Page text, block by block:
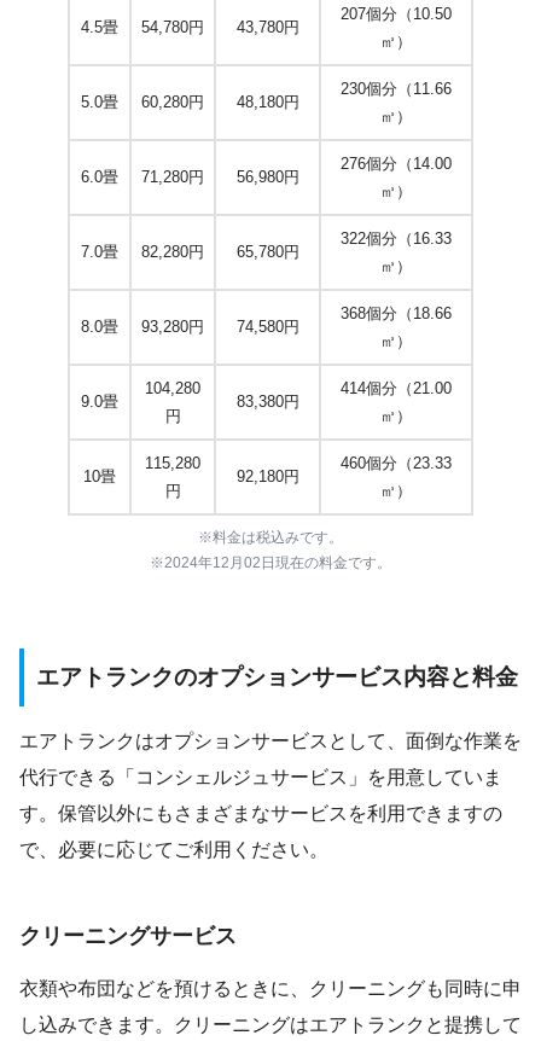
4.5畳 54,780円 43,780円
207個分（10.50
㎥）
5.0畳 60,280円 48,180円
230個分（11.66
㎥）
6.0畳 71,280円 56,980円
276個分（14.00
㎥）
7.0畳 82,280円 65,780円
322個分（16.33
㎥）
8.0畳 93,280円 74,580円
368個分（18.66
㎥）
9.0畳
104,280
円
83,380円
414個分（21.00
㎥）
10畳
115,280
円
92,180円
460個分（23.33
㎥）
※料金は税込みです。
※2024年12月02日現在の料金です。
エアトランクのオプションサービス内容と料金
エアトランクはオプションサービスとして、面倒な作業を
代行できる「コンシェルジュサービス」を用意していま
す。保管以外にもさまざまなサービスを利用できますの
で、必要に応じてご利用ください。
クリーニングサービス
衣類や布団などを預けるときに、クリーニングも同時に申
し込みできます。クリーニングはエアトランクと提携して